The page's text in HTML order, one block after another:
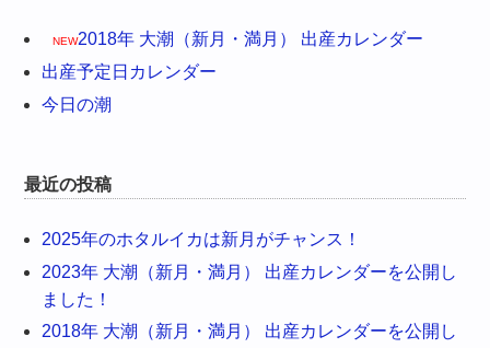
NEW2018年 大潮（新月・満月） 出産カレンダー
出産予定日カレンダー
今日の潮
最近の投稿
2025年のホタルイカは新月がチャンス！
2023年 大潮（新月・満月） 出産カレンダーを公開し
ました！
2018年 大潮（新月・満月） 出産カレンダーを公開し